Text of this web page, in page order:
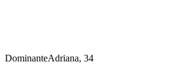
DominanteAdriana, 34